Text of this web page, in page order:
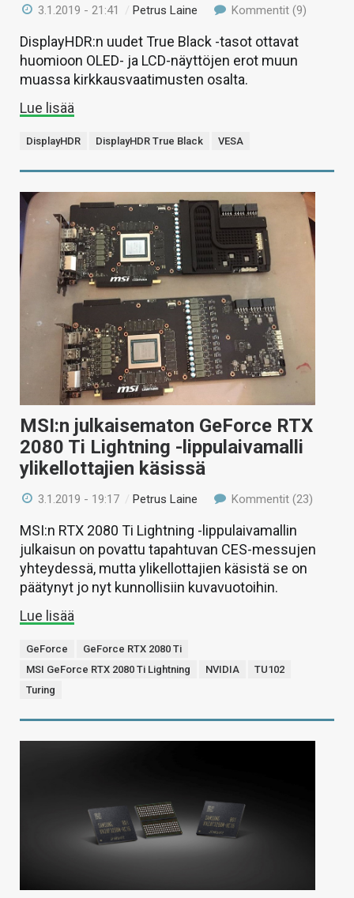
3.1.2019 - 21:41 /Petrus Laine Kommentit (9)
DisplayHDR:n uudet True Black -tasot ottavat
huomioon OLED- ja LCD-näyttöjen erot muun
muassa kirkkausvaatimusten osalta.
Lue lisää
DisplayHDR DisplayHDR True Black VESA
MSI:n julkaisematon GeForce RTX
2080 Ti Lightning -lippulaivamalli
ylikellottajien käsissä
3.1.2019 - 19:17 /Petrus Laine Kommentit (23)
MSI:n RTX 2080 Ti Lightning -lippulaivamallin
julkaisun on povattu tapahtuvan CES-messujen
yhteydessä, mutta ylikellottajien käsistä se on
päätynyt jo nyt kunnollisiin kuvavuotoihin.
Lue lisää
GeForce
GeForce RTX 2080 Ti
MSI GeForce RTX 2080 Ti Lightning
NVIDIA
TU102
Turing